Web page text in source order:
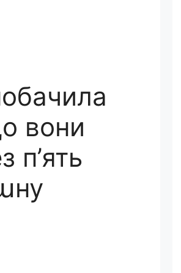
вони
п’ять